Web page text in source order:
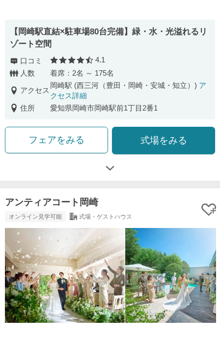
【岡崎駅直結×駐車場80台完備】緑・水・光溢れるリ
ゾート空間
口コミ 口コミ評価
4.1
人数
着席：2名 ～ 175名
アクセス
岡崎駅 (西三河（豊田・岡崎・安城・知立）) ア
クセス詳細
住所
愛知県岡崎市岡崎駅前1丁目2番1
フェアをみる 式場をみる
アンティアコート岡崎
オンライン見学可能 式場・ゲストハウス